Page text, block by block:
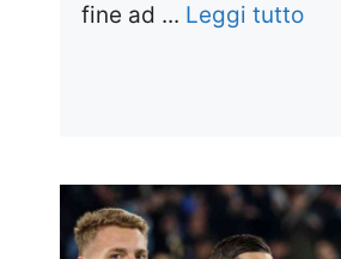
fine ad ... Leggi tutto